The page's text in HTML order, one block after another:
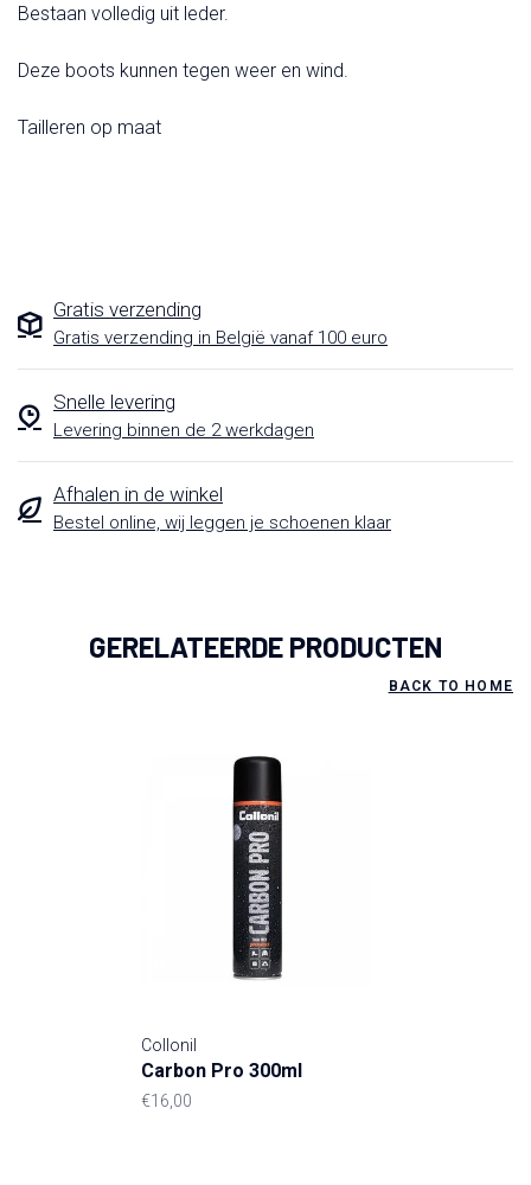
Bestaan volledig uit leder.
Deze boots kunnen tegen weer en wind.
Tailleren op maat
Gratis verzending
Gratis verzending in België vanaf 100 euro
Snelle levering
Levering binnen de 2 werkdagen
Afhalen in de winkel
Bestel online, wij leggen je schoenen klaar
GERELATEERDE PRODUCTEN
BACK TO HOME
Collonil
Carbon Pro 300ml
€16,00